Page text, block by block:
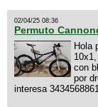
02/04/25 08:36
Permuto
Hola
con
por
interesa